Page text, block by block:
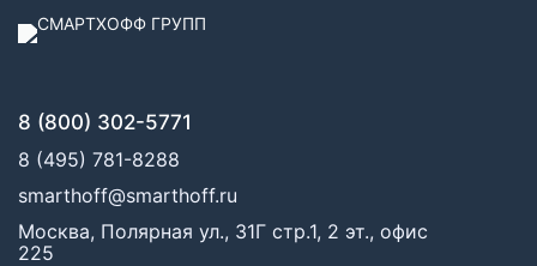
8 (800) 302-5771
8 (495) 781-8288
smarthoff@smarthoff.ru
Москва, Полярная ул., 31Г стр.1, 2 эт., офис
225